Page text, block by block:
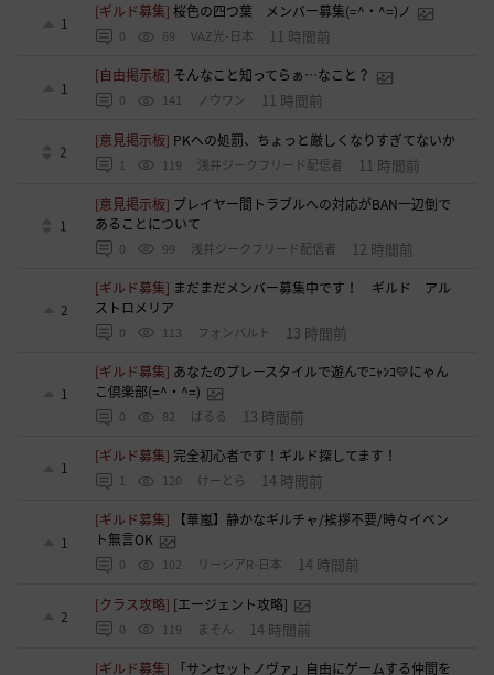
1
[ギルド募集]桜色の四つ葉 メンバー募集(=^・^=)ノ
0 69 VAZ光-日本 11 時間前
1
[自由掲示板] そんなこと知ってらぁ…なこと？
0 141 ノウワン 11 時間前
2
[意見掲示板] PKへの処罰、ちょっと厳しくなりすぎてないか
1 119 浅井ジークフリード配信者 11 時間前
1
[意見掲示板] プレイヤー間トラブルへの対応がBAN一辺倒で
あることについて
0 99 浅井ジークフリード配信者 12 時間前
2
[ギルド募集] まだまだメンバー募集中です！ ギルド アル
ストロメリア
0 113 フォンバルト 13 時間前
1
[ギルド募集] あなたのプレースタイルで遊んでﾆｬﾝｺ💛にゃん
こ倶楽部(=^・^=)
0 82 ぱるる 13 時間前
1
[ギルド募集] 完全初心者です！ギルド探してます！
1 120 けーとら 14 時間前
1
[ギルド募集]
【華嵐】静かなギルチャ/挨拶不要/時々イベン
ト無言OK
0 102 リーシアR-日本 14 時間前
2
[クラス攻略] [エージェント攻略]
0 119 まそん 14 時間前
[ギルド募集]
「サンセットノヴァ」自由にゲームする仲間を